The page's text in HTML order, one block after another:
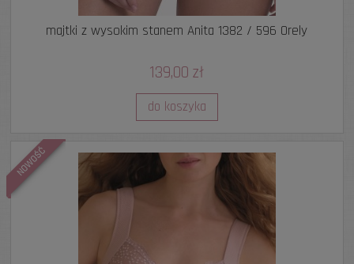
majtki z wysokim stanem Anita 1382 / 596 Orely
139,00 zł
do koszyka
NOWOŚĆ